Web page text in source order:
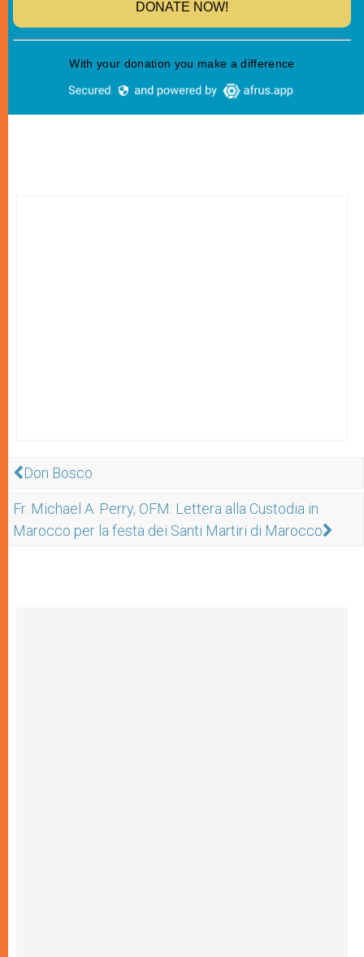
Don Bosco
Fr. Michael A. Perry, OFM: Lettera alla Custodia in
Marocco per la festa dei Santi Martiri di Marocco